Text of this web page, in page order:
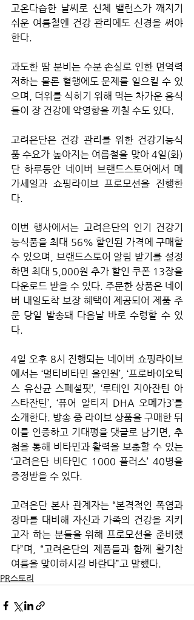
고온다습한 날씨로 신체 밸런스가 깨지기
쉬운 여름철엔 건강 관리에도 신경을 써야
한다.
과도한 땀 분비는 수분 손실로 인한 면역력
저하는 물론 혈행에도 문제를 일으킬 수 있
으며, 더위를 식히기 위해 먹는 차가운 음식
들이 장 건강에 악영향을 끼칠 수도 있다.
고려은단은 건강 관리를 위한 건강기능식
품 수요가 높아지는 여름철을 맞아 4일(화)
단 하루동안 네이버 브랜드스토어에서 메
가세일과 쇼핑라이브 프로모션을 진행한
다.
이번 행사에서는 고려은단의 인기 건강기
능식품을 최대 56% 할인된 가격에 구매할
수 있으며, 브랜드스토어 알림 받기를 설정
하면 최대 5,000원 추가 할인 쿠폰 13장을
다운로드 받을 수 있다. 주문한 상품은 네이
버 내일도착 보장 혜택이 제공되어 제품 주
문 당일 발송돼 다음날 바로 수령할 수 있
다.
4일 오후 8시 진행되는 네이버 쇼핑라이브
에서는 ‘멀티비타민 올인원’, ‘프로바이오틱
스 유산균 스페셜핏’, ‘루테인 지아잔틴 아
스타잔틴’, ‘퓨어 알티지 DHA 오메가3’를
소개한다. 방송 중 라이브 상품을 구매한 뒤
이를 인증하고 기대평을 댓글로 남기면, 추
첨을 통해 비타민과 활력을 보충할 수 있는
‘고려은단 비타민C 1000 플러스’ 40병을
증정받을 수 있다.
고려은단 본사 관계자는 “본격적인 폭염과
장마를 대비해 자신과 가족의 건강을 지키
고자 하는 분들을 위해 프로모션을 준비했
다”며, “고려은단의 제품들과 함께 활기찬
여름을 맞이하시길 바란다”고 말했다.
PR스토리